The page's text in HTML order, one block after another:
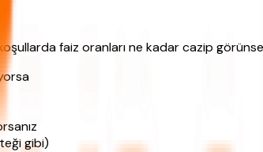
faiz oranları ne kadar cazip görünse
gibi)